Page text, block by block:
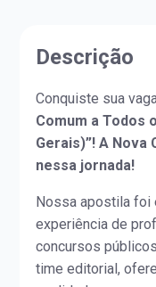
Descrição
Conquiste sua
Comum a Todos
Gerais)”! A
nessa jornada!
Nossa apostila foi
experiência de
concursos
time editorial,